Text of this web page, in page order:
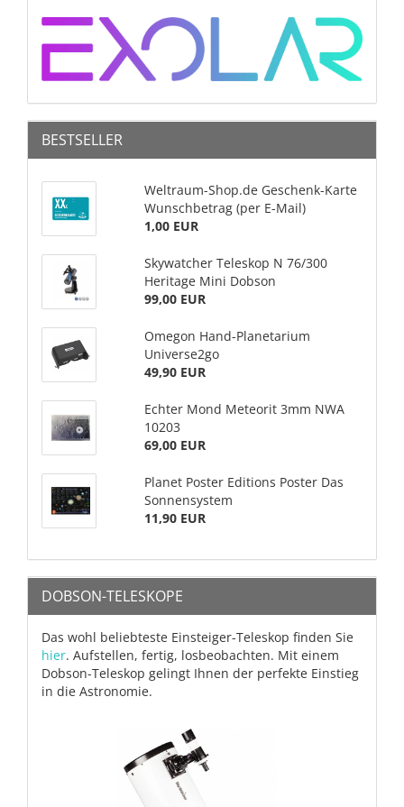
BESTSELLER
Weltraum-Shop.de Geschenk-Karte
Wunschbetrag (per E-Mail)
1,00 EUR
Skywatcher Teleskop N 76/300
Heritage Mini Dobson
99,00 EUR
Omegon Hand-Planetarium
Universe2go
49,90 EUR
Echter Mond Meteorit 3mm NWA
10203
69,00 EUR
Planet Poster Editions Poster Das
Sonnensystem
11,90 EUR
DOBSON-TELESKOPE
Das wohl beliebteste Einsteiger-Teleskop finden Sie
hier. Aufstellen, fertig, losbeobachten. Mit einem
Dobson-Teleskop gelingt Ihnen der perfekte Einstieg
in die Astronomie.